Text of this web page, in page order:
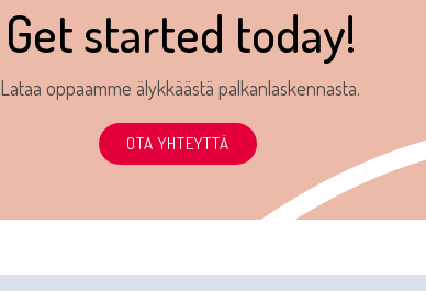
Get started today!
Lataa oppaamme älykkäästä palkanlaskennasta.
OTA YHTEYTTÄ